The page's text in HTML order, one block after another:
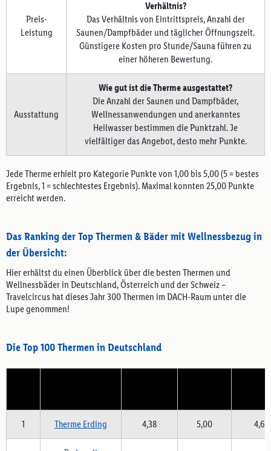
Preis-
Leistung
Verhältnis?
Das Verhältnis von Eintrittspreis, Anzahl der
Saunen/Dampfbäder und täglicher Öffnungszeit.
Günstigere Kosten pro Stunde/Sauna führen zu
einer höheren Bewertung.
Ausstattung
Wie gut ist die Therme ausgestattet?
Die Anzahl der Saunen und Dampfbäder,
Wellnessanwendungen und anerkanntes
Heilwasser bestimmen die Punktzahl. Je
vielfältiger das Angebot, desto mehr Punkte.
Jede Therme erhielt pro Kategorie Punkte von 1,00 bis 5,00 (5 = bestes
Ergebnis, 1 = schlechtestes Ergebnis). Maximal konnten 25,00 Punkte
erreicht werden.
Das Ranking der Top Thermen & Bäder mit Wellnessbezug in
der Übersicht:
Hier erhältst du einen Überblick über die besten Thermen und
Wellnessbäder in Deutschland, Österreich und der Schweiz –
Travelcircus hat dieses Jahr 300 Thermen im DACH-Raum unter die
Lupe genommen!
Die Top 100 Thermen in Deutschland
1 Therme Erding 4,38 5,00 4,63